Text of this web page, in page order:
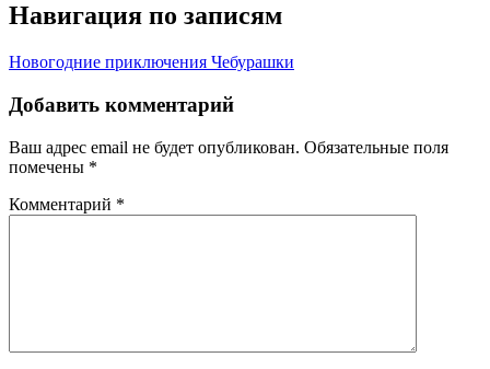
Навигация по записям
Новогодние приключения Чебурашки
Добавить комментарий
Ваш адрес email не будет опубликован. Обязательные поля
помечены *
Комментарий *